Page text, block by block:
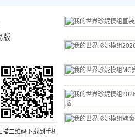
版
描二维码下载到手机